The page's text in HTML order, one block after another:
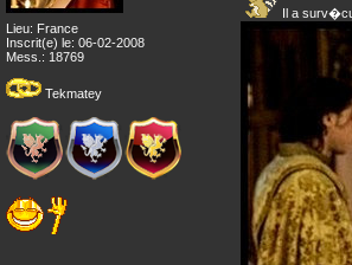
Lieu: France
Inscrit(e) le: 06-02-2008
Mess.: 18769
Tekmatey
Il a